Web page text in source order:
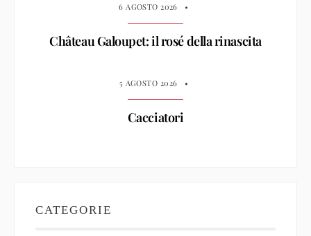
6 AGOSTO 2026 •
Château Galoupet: il rosé della rinascita
5 AGOSTO 2026 •
Cacciatori
CATEGORIE